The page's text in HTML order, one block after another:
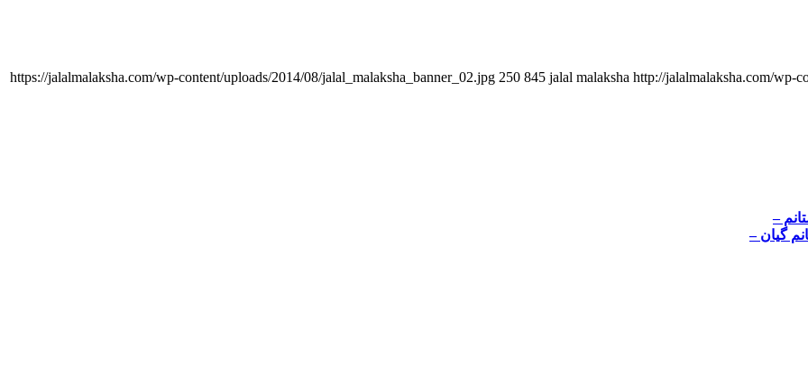
https://jalalmalaksha.com/wp-content/uploads/2014/08/jalal_malaksha_banner_02.jpg 250 845 jalal malaksha http://jalalmalaksha.com/wp-
–
گیان –